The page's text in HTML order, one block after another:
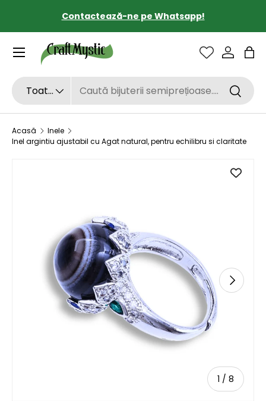
SARI LA CONȚINUT
Contactează-ne pe Whatsapp!
Căutare
Tipul de produs
Toate
Sac
Acasă
Inele
Inel argintiu ajustabil cu Agat natural, pentru echilibru si claritate
1 / de
8